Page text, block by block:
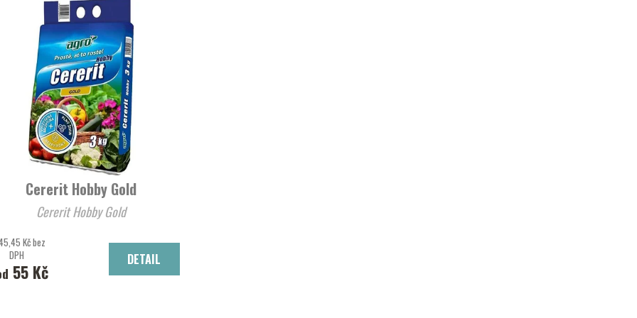
Cererit Hobby Gold
Cererit Hobby Gold
Kč bez
DPH
55 Kč
DETAIL